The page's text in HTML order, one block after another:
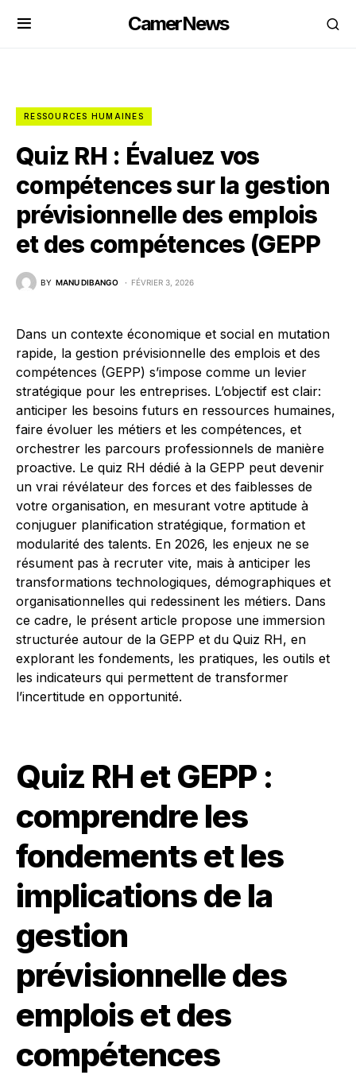
CamerNews
RESSOURCES HUMAINES
Quiz RH : Évaluez vos
compétences sur la gestion
prévisionnelle des emplois
et des compétences (GEPP
BY MANU DIBANGO FÉVRIER 3, 2026
Dans un contexte économique et social en mutation
rapide, la gestion prévisionnelle des emplois et des
compétences (GEPP) s’impose comme un levier
stratégique pour les entreprises. L’objectif est clair:
anticiper les besoins futurs en ressources humaines,
faire évoluer les métiers et les compétences, et
orchestrer les parcours professionnels de manière
proactive. Le quiz RH dédié à la GEPP peut devenir
un vrai révélateur des forces et des faiblesses de
votre organisation, en mesurant votre aptitude à
conjugu­er planification stratégique, formation et
modularité des talents. En 2026, les enjeux ne se
résument pas à recruter vite, mais à anticiper les
transformations technologiques, démographiques et
organisationnelles qui redessinent les métiers. Dans
ce cadre, le présent article propose une immersion
structurée autour de la GEPP et du Quiz RH, en
explorant les fondements, les pratiques, les outils et
les indicateurs qui permettent de transformer
l’incertitude en opportunité.
Quiz RH et GEPP :
comprendre les
fondements et les
implications de la
gestion
prévisionnelle des
emplois et des
compétences